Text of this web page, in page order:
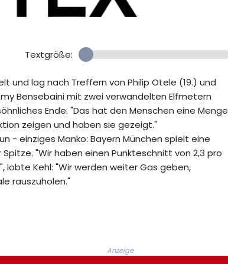
Textgröße:
und lag nach Treffern von Philip Otele (19.) und
Bensebaini mit zwei verwandelten Elfmetern
Ende. "Das hat den Menschen eine Menge
zeigen und haben sie gezeigt."
- einziges Manko: Bayern München spielt eine
"Wir haben einen Punkteschnitt von 2,3 pro
lobte Kehl: "Wir werden weiter Gas geben,
rauszuholen."
Anzeige